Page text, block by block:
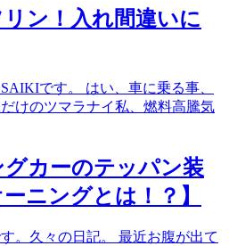
ン！入れ間違いに
です。 はい、車に乗る事、
けのツマラナイ私、燃料高騰気
グカーのテッパン装
ニングとは！？】
。久々の日記。 最近お腹が出て